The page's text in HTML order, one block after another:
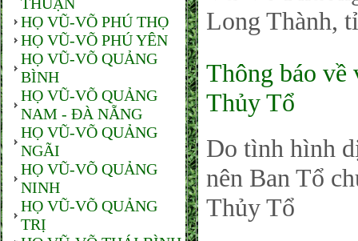
HỌ VŨ-VÕ PHÚ THỌ
HỌ VŨ-VÕ PHÚ YÊN
HỌ VŨ-VÕ QUẢNG
BÌNH
HỌ VŨ-VÕ QUẢNG
NAM - ĐÀ NẴNG
HỌ VŨ-VÕ QUẢNG
NGÃI
HỌ VŨ-VÕ QUẢNG
NINH
HỌ VŨ-VÕ QUẢNG
TRỊ
Long Thành,
Thông báo về
Thủy Tổ
Do tình hình
nên Ban Tổ
Thủy Tổ